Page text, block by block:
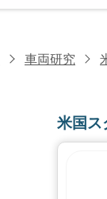
車両研究
米国ス